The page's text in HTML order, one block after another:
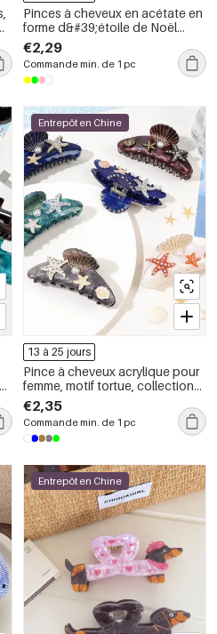
Pinces à cheveux en acétate en
forme d&#39;étoile de Noël
mignonne et mignonne de la
série Simple
€2,29
Commande min. de 1 pc
Entrepôt en Chine
13 à 25 jours
Pince à cheveux acrylique pour
femme, motif tortue, collection
luxe, 1 pièce
€2,35
Commande min. de 1 pc
Entrepôt en Chine